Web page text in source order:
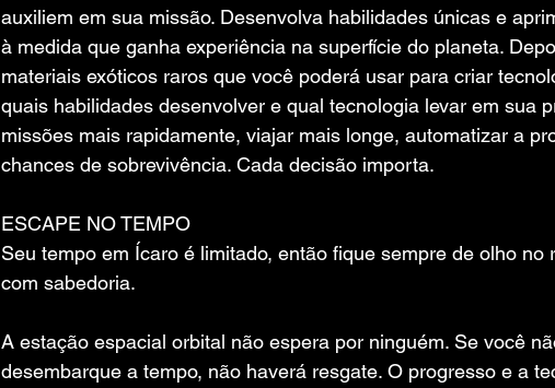
auxiliem em sua missão. Desenvolva habilidades únicas e
à medida que ganha experiência na superfície do planeta.
materiais exóticos raros que você poderá usar para criar
quais habilidades desenvolver e qual tecnologia levar em sua
missões mais rapidamente, viajar mais longe, automatizar a
chances de sobrevivência. Cada decisão importa.
ESCAPE NO TEMPO
Seu tempo em Ícaro é limitado, então fique sempre de olho no
com sabedoria.
A estação espacial orbital não espera por ninguém. Se você
desembarque a tempo, não haverá resgate. O progresso e a